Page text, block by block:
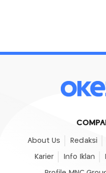
About Us Redaksi
Karier Info Iklan